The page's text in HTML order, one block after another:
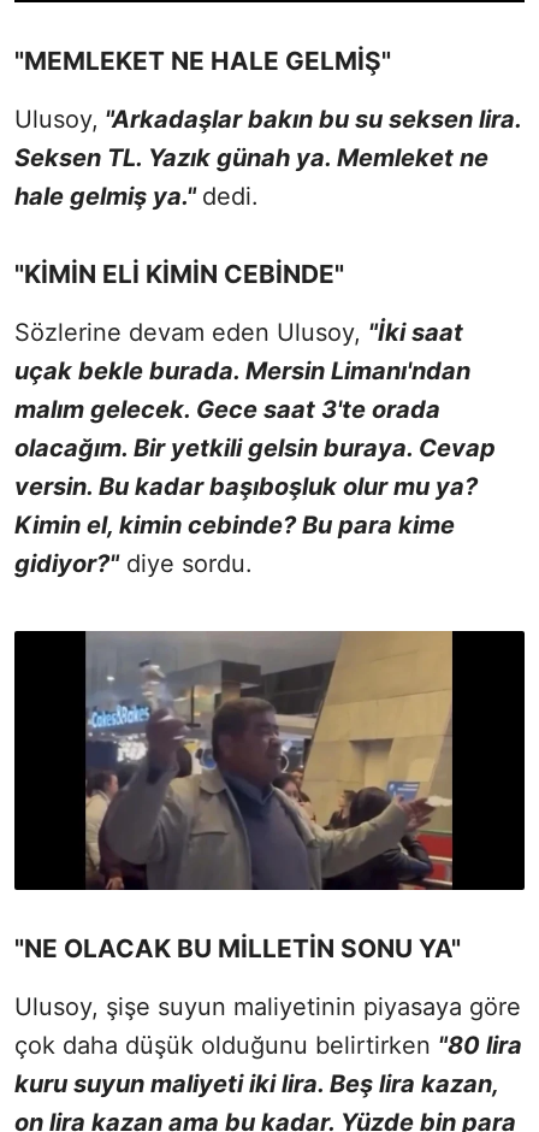
"MEMLEKET NE HALE GELMİŞ"
Ulusoy, "Arkadaşlar bakın bu su seksen lira.
Seksen TL. Yazık günah ya. Memleket ne
hale gelmiş ya." dedi.
"KİMİN ELİ KİMİN CEBİNDE"
Sözlerine devam eden Ulusoy, "İki saat
uçak bekle burada. Mersin Limanı'ndan
malım gelecek. Gece saat 3'te orada
olacağım. Bir yetkili gelsin buraya. Cevap
versin. Bu kadar başıboşluk olur mu ya?
Kimin el, kimin cebinde? Bu para kime
gidiyor?"diye sordu.
"NE OLACAK BU MİLLETİN SONU YA"
Ulusoy, şişe suyun maliyetinin piyasaya göre
çok daha düşük olduğunu belirtirken "80 lira
kuru suyun maliyeti iki lira. Beş lira kazan,
on lira kazan ama bu kadar. Yüzde bin para